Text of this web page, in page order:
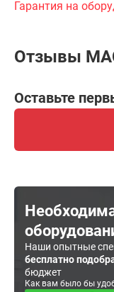
Гарантия на
Отзывы
Оставьте
Наши опытные
бесплатно
бюджет
Как вам было бы